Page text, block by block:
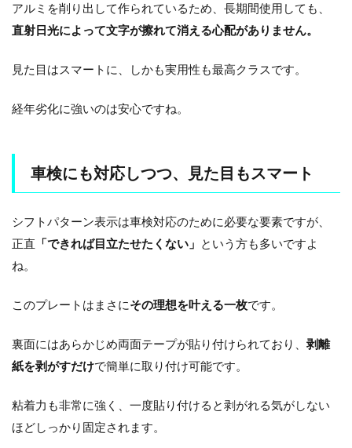
アルミを削り出して作られているため、長期間使用しても、
直射日光によって文字が擦れて消える心配がありません。
見た目はスマートに、しかも実用性も最高クラスです。
経年劣化に強いのは安心ですね。
車検にも対応しつつ、見た目もスマート
シフトパターン表示は車検対応のために必要な要素ですが、
正直 「できれば目立たせたくない」 という方も多いですよ
ね。
このプレートはまさにその理想を叶える一枚です。
裏面にはあらかじめ両面テープが貼り付けられており、 剥離
紙を剥がすだけで簡単に取り付け可能です。
粘着力も非常に強く、一度貼り付けると剥がれる気がしない
ほどしっかり固定されます。